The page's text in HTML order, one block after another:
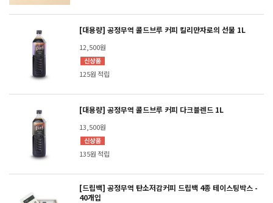
[대용량] 공정무역 콜드브루 커피 킬리만자로의 선물 1L
12,500원
125원 적립
[대용량] 공정무역 콜드브루 커피 다크블렌드 1L
13,500원
135원 적립
[드립백] 공정무역 탄소저감커피 드립백 4종 테이스팅박스 -
40개입